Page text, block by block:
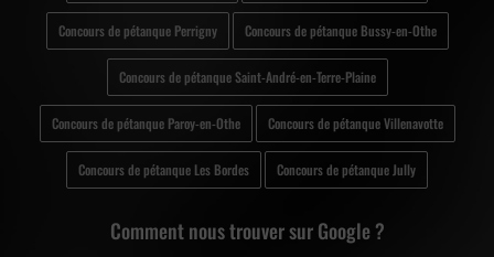
Concours de pétanque Perrigny Concours de pétanque Bussy-en-Othe
Concours de pétanque Saint-André-en-Terre-Plaine
Concours de pétanque Paroy-en-Othe Concours de pétanque Villenavotte
Concours de pétanque Les Bordes Concours de pétanque Jully
Comment nous trouver sur Google ?